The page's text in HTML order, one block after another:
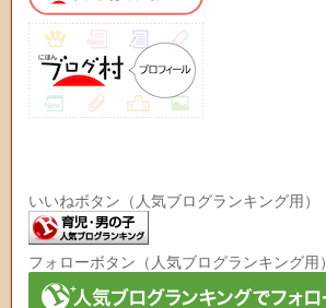
いいねボタン（人気ブログランキング用）
フォローボタン（人気ブログランキング用）